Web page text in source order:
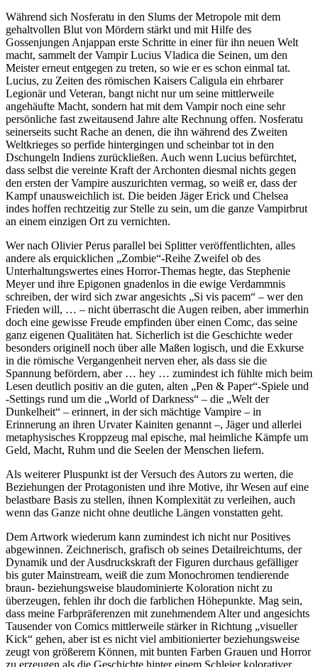
Während sich Nosferatu in den Slums der Metropole mit dem
gehaltvollen Blut von Mördern stärkt und mit Hilfe des
Gossenjungen Anjappan erste Schritte in einer für ihn neuen Welt
macht, sammelt der Vampir Lucius Vladica die Seinen, um den
Meister erneut entgegen zu treten, so wie er es schon einmal tat.
Lucius, zu Zeiten des römischen Kaisers Caligula ein ehrbarer
Legionär und Veteran, bangt nicht nur um seine mittlerweile
angehäufte Macht, sondern hat mit dem Vampir noch eine sehr
persönliche fast zweitausend Jahre alte Rechnung offen. Nosferatu
seinerseits sucht Rache an denen, die ihn während des Zweiten
Weltkrieges so perfide hintergingen und scheinbar tot in den
Dschungeln Indiens zurückließen. Auch wenn Lucius befürchtet,
dass selbst die vereinte Kraft der Archonten diesmal nichts gegen
den ersten der Vampire auszurichten vermag, so weiß er, dass der
Kampf unausweichlich ist. Die beiden Jäger Erick und Chelsea
indes hoffen rechtzeitig zur Stelle zu sein, um die ganze Vampirbrut
an einem einzigen Ort zu vernichten.
Wer nach Olivier Perus parallel bei Splitter veröffentlichten, alles
andere als erquicklichen „Zombie“-Reihe Zweifel ob des
Unterhaltungswertes eines Horror-Themas hegte, das Stephenie
Meyer und ihre Epigonen gnadenlos in die ewige Verdammnis
schreiben, der wird sich zwar angesichts „Si vis pacem“ – wer den
Frieden will, … – nicht überrascht die Augen reiben, aber immerhin
doch eine gewisse Freude empfinden über einen Comc, das seine
ganz eigenen Qualitäten hat. Sicherlich ist die Geschichte weder
besonders originell noch über alle Maßen logisch, und die Exkurse
in die römische Vergangenheit nerven eher, als dass sie die
Spannung befördern, aber … hey … zumindest ich fühlte mich beim
Lesen deutlich positiv an die guten, alten „Pen & Paper“-Spiele und
-Settings rund um die „World of Darkness“ – die „Welt der
Dunkelheit“ – erinnert, in der sich mächtige Vampire – in
Erinnerung an ihren Urvater Kainiten genannt –, Jäger und allerlei
metaphysisches Kroppzeug mal epische, mal heimliche Kämpfe um
Geld, Macht, Ruhm und die Seelen der Menschen liefern.
Als weiterer Pluspunkt ist der Versuch des Autors zu werten, die
Beziehungen der Protagonisten und ihre Motive, ihr Wesen auf eine
belastbare Basis zu stellen, ihnen Komplexität zu verleihen, auch
wenn das Ganze nicht ohne deutliche Längen vonstatten geht.
Dem Artwork wiederum kann zumindest ich nicht nur Positives
abgewinnen. Zeichnerisch, grafisch ob seines Detailreichtums, der
Dynamik und der Ausdruckskraft der Figuren durchaus gefälliger
bis guter Mainstream, weiß die zum Monochromen tendierende
braun- beziehungsweise blaudominierte Koloration nicht zu
überzeugen, fehlen ihr doch die farblichen Höhepunkte. Mag sein,
dass meine Farbpräferenzen mit zunehmendem Alter und angesichts
Tausender von Comics mittlerweile stärker in Richtung „visueller
Kick“ gehen, aber ist es nicht viel ambitionierter beziehungsweise
zeugt von größerem Können, mit bunten Farben Grauen und Horror
zu erzeugen als die Geschichte hinter einem Schleier kolorativer